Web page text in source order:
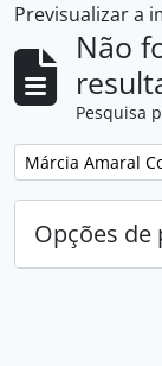
Previsualizar a
Não
Pesquisa
Remover filtro:
Márcia Amaral
Opções de